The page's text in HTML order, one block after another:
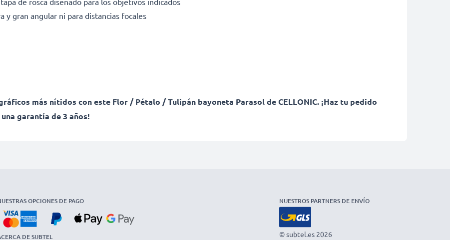
y gran angular ni para distancias focales
más nítidos con este Flor / Pétalo / Tulipán bayoneta Parasol de CELLONIC. ¡Haz tu pedido
garantía de 3 años!
OPCIONES DE PAGO
DE SUBTEL
NUESTROS PARTNERS DE ENVÍO
© subtel.es 2026